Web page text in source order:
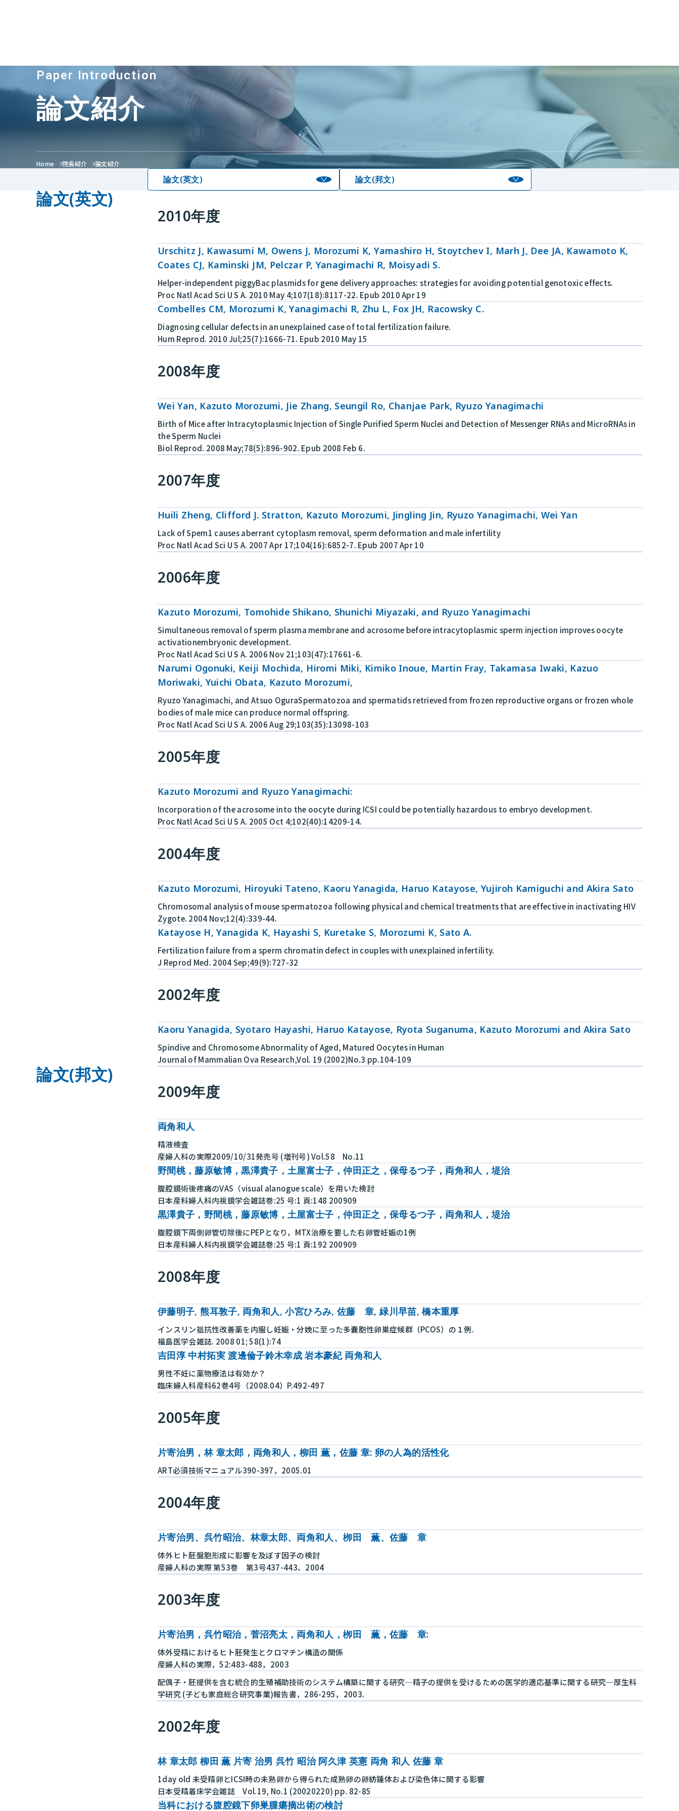
Paper Introduction
論文紹介
Home 院長紹介 論文紹介
論文(英文) 論文(邦文)
論文(英文)
2010年度
Urschitz J, Kawasumi M, Owens J, Morozumi K, Yamashiro H, Stoytchev I, Marh J, Dee JA, Kawamoto K,
Coates CJ, Kaminski JM, Pelczar P, Yanagimachi R, Moisyadi S.
Helper-independent piggyBac plasmids for gene delivery approaches: strategies for avoiding potential genotoxic effects.
Proc Natl Acad Sci U S A. 2010 May 4;107(18):8117-22. Epub 2010 Apr 19
Combelles CM, Morozumi K, Yanagimachi R, Zhu L, Fox JH, Racowsky C.
Diagnosing cellular defects in an unexplained case of total fertilization failure.
Hum Reprod. 2010 Jul;25(7):1666-71. Epub 2010 May 15
2008年度
Wei Yan, Kazuto Morozumi, Jie Zhang, Seungil Ro, Chanjae Park, Ryuzo Yanagimachi
Birth of Mice after Intracytoplasmic Injection of Single Purified Sperm Nuclei and Detection of Messenger RNAs and MicroRNAs in
the Sperm Nuclei
Biol Reprod. 2008 May;78(5):896-902. Epub 2008 Feb 6.
2007年度
Huili Zheng, Clifford J. Stratton, Kazuto Morozumi, Jingling Jin, Ryuzo Yanagimachi, Wei Yan
Lack of Spem1 causes aberrant cytoplasm removal, sperm deformation and male infertility
Proc Natl Acad Sci U S A. 2007 Apr 17;104(16):6852-7. Epub 2007 Apr 10
2006年度
Kazuto Morozumi, Tomohide Shikano, Shunichi Miyazaki, and Ryuzo Yanagimachi
Simultaneous removal of sperm plasma membrane and acrosome before intracytoplasmic sperm injection improves oocyte
activationembryonic development.
Proc Natl Acad Sci U S A. 2006 Nov 21;103(47):17661-6.
Narumi Ogonuki, Keiji Mochida, Hiromi Miki, Kimiko Inoue, Martin Fray, Takamasa Iwaki, Kazuo
Moriwaki, Yuichi Obata, Kazuto Morozumi,
Ryuzo Yanagimachi, and Atsuo OguraSpermatozoa and spermatids retrieved from frozen reproductive organs or frozen whole
bodies of male mice can produce normal offspring.
Proc Natl Acad Sci U S A. 2006 Aug 29;103(35):13098-103
2005年度
Kazuto Morozumi and Ryuzo Yanagimachi:
Incorporation of the acrosome into the oocyte during ICSI could be potentially hazardous to embryo development.
Proc Natl Acad Sci U S A. 2005 Oct 4;102(40):14209-14.
2004年度
Kazuto Morozumi, Hiroyuki Tateno, Kaoru Yanagida, Haruo Katayose, Yujiroh Kamiguchi and Akira Sato
Chromosomal analysis of mouse spermatozoa following physical and chemical treatments that are effective in inactivating HIV
Zygote. 2004 Nov;12(4):339-44.
Katayose H, Yanagida K, Hayashi S, Kuretake S, Morozumi K, Sato A.
Fertilization failure from a sperm chromatin defect in couples with unexplained infertility.
J Reprod Med. 2004 Sep;49(9):727-32
2002年度
Kaoru Yanagida, Syotaro Hayashi, Haruo Katayose, Ryota Suganuma, Kazuto Morozumi and Akira Sato
Spindive and Chromosome Abnormality of Aged, Matured Oocytes in Human
Journal of Mammalian Ova Research,Vol. 19 (2002)No.3 pp.104-109
論文(邦文)
2009年度
両角和人
精液検査
産婦人科の実際2009/10/31発売号 (増刊号) Vol.58 No.11
野間桃，藤原敏博，黒澤貴子，土屋富士子，仲田正之，保母るつ子，両角和人，堤治
腹腔鏡術後疼痛のVAS（visual alanogue scale）を用いた検討
日本産科婦人科内視鏡学会雑誌巻:25 号:1 頁:148 200909
黒澤貴子，野間桃，藤原敏博，土屋富士子，仲田正之，保母るつ子，両角和人，堤治
腹腔鏡下両側卵管切除後にPEPとなり，MTX治療を要した右卵管妊娠の1例
日本産科婦人科内視鏡学会雑誌巻:25 号:1 頁:192 200909
2008年度
伊藤明子, 熊耳敦子, 両角和人, 小宮ひろみ, 佐藤 章, 緑川早苗, 橋本重厚
インスリン抵抗性改善薬を内服し妊娠・分娩に至った多嚢胞性卵巣症候群（PCOS）の１例.
福島医学会雑誌. 2008 01; 58(1):74
吉田淳 中村拓実 渡邊倫子鈴木幸成 岩本豪紀 両角和人
男性不妊に薬物療法は有効か？
臨床婦人科産科62巻4号（2008.04）P.492-497
2005年度
片寄治男，林 章太郎，両角和人，柳田 薫，佐藤 章: 卵の人為的活性化
ART必須技術マニュアル390-397，2005.01
2004年度
片寄治男、呉竹昭治、林章太郎、両角和人、栁田 薫、佐藤 章
体外ヒト胚盤胞形成に影響を及ぼす因子の検討
産婦人科の実際 第53巻 第3号437-443、2004
2003年度
片寄治男，呉竹昭治，菅沼亮太，両角和人，栁田 薫，佐藤 章:
体外受精におけるヒト胚発生とクロマチン構造の関係
産婦人科の実際，52:483-488，2003
配偶子・胚提供を含む統合的生殖補助技術のシステム構築に関する研究─精子の提供を受けるための医学的適応基準に関する研究─厚生科
学研究 (子ども家庭総合研究事業)報告書，286-295，2003.
2002年度
林 章太郎 柳田 薫 片寄 治男 呉竹 昭治 阿久津 英憲 両角 和人 佐藤 章
1day old 未受精卵とICSI時の未熟卵から得られた成熟卵の卵紡錘体および染色体に関する影響
日本受精着床学会雑誌 Vol.19, No.1 (20020220) pp. 82-85
当科における腹腔鏡下卵巣腫瘍摘出術の検討